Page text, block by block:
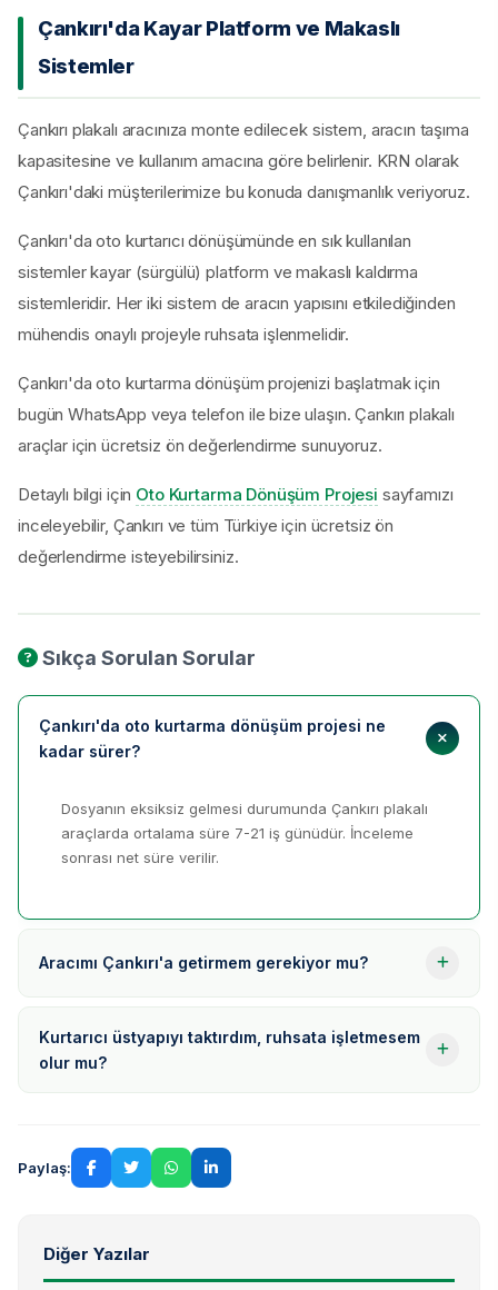
Çankırı'da Kayar Platform ve Makaslı
Sistemler
Çankırı plakalı aracınıza monte edilecek sistem, aracın taşıma
kapasitesine ve kullanım amacına göre belirlenir. KRN olarak
Çankırı'daki müşterilerimize bu konuda danışmanlık veriyoruz.
Çankırı'da oto kurtarıcı dönüşümünde en sık kullanılan
sistemler kayar (sürgülü) platform ve makaslı kaldırma
sistemleridir. Her iki sistem de aracın yapısını etkilediğinden
mühendis onaylı projeyle ruhsata işlenmelidir.
Çankırı'da oto kurtarma dönüşüm projenizi başlatmak için
bugün WhatsApp veya telefon ile bize ulaşın. Çankırı plakalı
araçlar için ücretsiz ön değerlendirme sunuyoruz.
Detaylı bilgi için Oto Kurtarma Dönüşüm Projesi sayfamızı
inceleyebilir, Çankırı ve tüm Türkiye için ücretsiz ön
değerlendirme isteyebilirsiniz.
Sıkça Sorulan Sorular
Çankırı'da oto kurtarma dönüşüm projesi ne
kadar sürer?
Dosyanın eksiksiz gelmesi durumunda Çankırı plakalı
araçlarda ortalama süre 7-21 iş günüdür. İnceleme
sonrası net süre verilir.
Aracımı Çankırı'a getirmem gerekiyor mu?
Kurtarıcı üstyapıyı taktırdım, ruhsata işletmesem
olur mu?
Paylaş:
Diğer Yazılar